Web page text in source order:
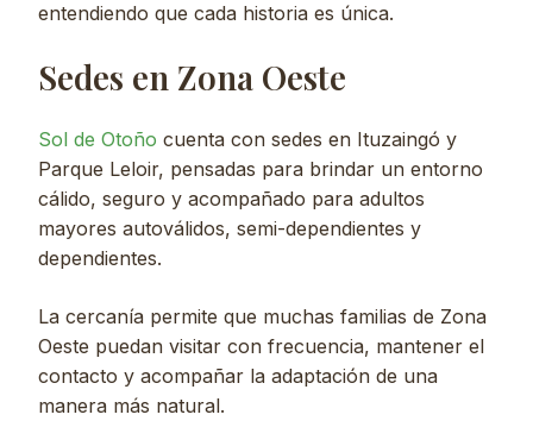
entendiendo que cada historia es única.
Sedes en Zona Oeste
Sol de Otoño cuenta con sedes en Ituzaingó y
Parque Leloir, pensadas para brindar un entorno
cálido, seguro y acompañado para adultos
mayores autoválidos, semi-dependientes y
dependientes.
La cercanía permite que muchas familias de Zona
Oeste puedan visitar con frecuencia, mantener el
contacto y acompañar la adaptación de una
manera más natural.